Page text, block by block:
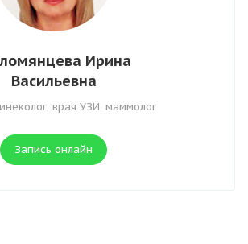
Ирина
Васильевна
врач УЗИ, маммолог
Запись онлайн